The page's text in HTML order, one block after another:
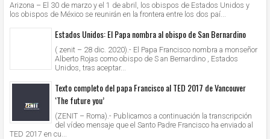
Arizona – El 30 de marzo y el 1 de abril, los obispos de Estados Unidos y
los obispos de México se reunirán en la frontera entre los dos paí...
Estados Unidos: El Papa nombra al obispo de San Bernardino
( zenit – 28 dic. 2020).- El Papa Francisco nombra a monseñor
Alberto Rojas como obispo de S an Bernardino , Estados
Unidos, tras aceptar...
Texto completo del papa Francisco al TED 2017 de Vancouver
‘The future you’
(ZENIT – Roma).- Publicamos a continuación la transcripción
del vídeo mensaje que el Santo Padre Francisco ha enviado al
TED 2017 en cu...